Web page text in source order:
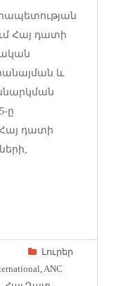
Հայ դատի
և
ը
դատի
Լուրեր
ANC